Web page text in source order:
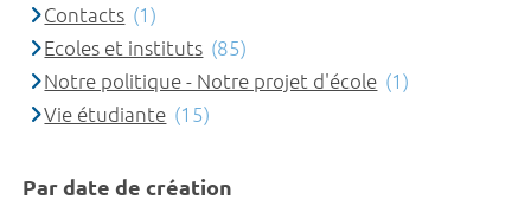
Contacts (1)
Ecoles et instituts (85)
Notre politique - Notre projet d'école (1)
Vie étudiante (15)
Par date de création